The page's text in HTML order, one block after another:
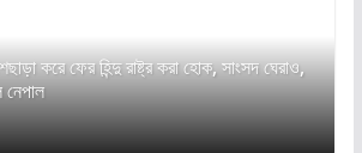
করে ফের হিন্দু রাষ্ট্র করা হোক, সাংসদ ঘেরাও,